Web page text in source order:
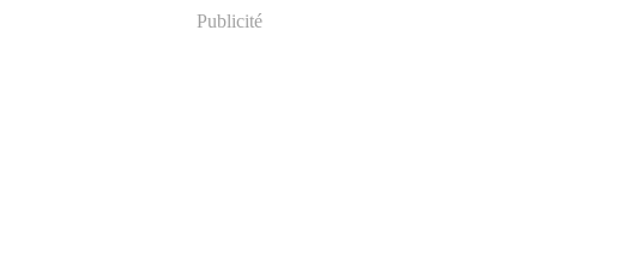
Publicité